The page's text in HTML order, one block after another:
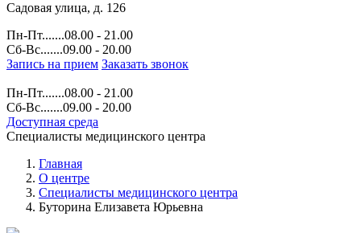
Садовая улица, д. 126
Пн-Пт.......08.00 - 21.00
Сб-Вс.......09.00 - 20.00
Запись на прием Заказать звонок
Пн-Пт.......08.00 - 21.00
Сб-Вс.......09.00 - 20.00
Доступная среда
Специалисты медицинского центра
Главная
О центре
Специалисты медицинского центра
Буторина Елизавета Юрьевна